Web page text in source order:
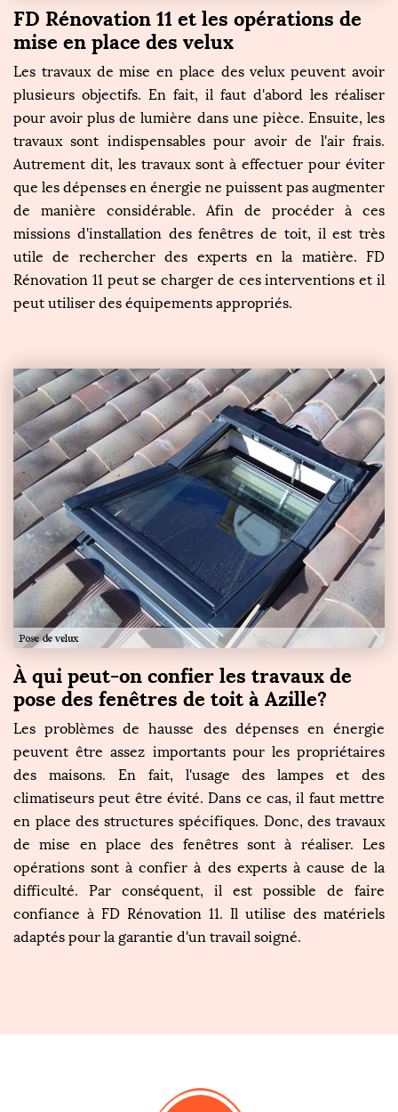
FD Rénovation 11 et les opérations de
mise en place des velux
Les travaux de mise en place des velux peuvent avoir
plusieurs objectifs. En fait, il faut d'abord les réaliser
pour avoir plus de lumière dans une pièce. Ensuite, les
travaux sont indispensables pour avoir de l'air frais.
Autrement dit, les travaux sont à effectuer pour éviter
que les dépenses en énergie ne puissent pas augmenter
de manière considérable. Afin de procéder à ces
missions d'installation des fenêtres de toit, il est très
utile de rechercher des experts en la matière. FD
Rénovation 11 peut se charger de ces interventions et il
peut utiliser des équipements appropriés.
À qui peut-on confier les travaux de
pose des fenêtres de toit à Azille?
Les problèmes de hausse des dépenses en énergie
peuvent être assez importants pour les propriétaires
des maisons. En fait, l'usage des lampes et des
climatiseurs peut être évité. Dans ce cas, il faut mettre
en place des structures spécifiques. Donc, des travaux
de mise en place des fenêtres sont à réaliser. Les
opérations sont à confier à des experts à cause de la
difficulté. Par conséquent, il est possible de faire
confiance à FD Rénovation 11. Il utilise des matériels
adaptés pour la garantie d'un travail soigné.